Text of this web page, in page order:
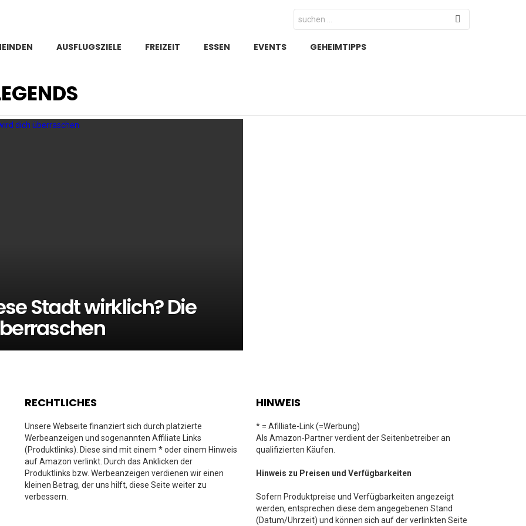
Search
for:
AUSFLUGSZIELE FREIZEIT ESSEN EVENTS GEHEIMTIPPS
Stadt wirklich? Die
RECHTLICHES
Unsere Webseite finanziert sich durch platzierte
Werbeanzeigen und sogenannten Affiliate Links
(Produktlinks). Diese sind mit einem * oder einem Hinweis
auf Amazon verlinkt. Durch das Anklicken der
Produktlinks bzw. Werbeanzeigen verdienen wir einen
kleinen Betrag, der uns hilft, diese Seite weiter zu
verbessern.
HINWEIS
* = Afilliate-Link (=Werbung)
Als Amazon-Partner verdient der Seitenbetreiber an
qualifizierten Käufen.
Hinweis zu Preisen und Verfügbarkeiten
Sofern Produktpreise und Verfügbarkeiten angezeigt
werden, entsprechen diese dem angegebenen Stand
(Datum/Uhrzeit) und können sich auf der verlinkten Seite